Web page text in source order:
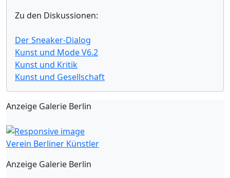
Zu den Diskussionen:
Der Sneaker-Dialog
Kunst und Mode V6.2
Kunst und Kritik
Kunst und Gesellschaft
Anzeige Galerie Berlin
Verein Berliner Künstler
Anzeige Galerie Berlin